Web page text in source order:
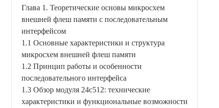
Глава 1. Теоретические основы микросхем
внешней флеш памяти с последовательным
интерфейсом
1.1 Основные характеристики и структура
микросхем внешней флеш памяти
1.2 Принцип работы и особенности
последовательного интерфейса
1.3 Обзор модуля 24c512: технические
характеристики и функциональные возможности